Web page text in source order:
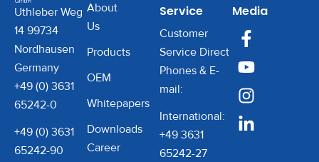
Uthleber Weg
14 99734
Nordhausen
Germany
+49 (0) 3631
65242-0
+49 (0) 3631
65242-90
About
Us
Products
OEM
Whitepapers
Downloads
Career
Service
Customer
Service Direct
Phones & E-
mail:
International:
+49 3631
65242-27
Media